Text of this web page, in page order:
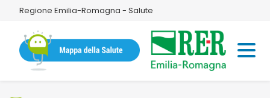
Regione Emilia-Romagna - Salute